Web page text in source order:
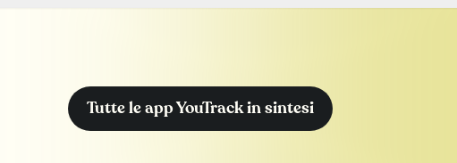
Tutte le app YouTrack in sintesi